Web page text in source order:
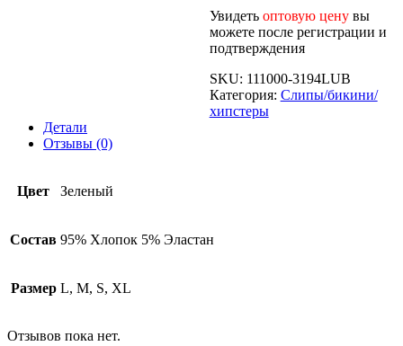
Увидеть оптовую ценувы
можете после регистрации и
подтверждения
SKU: 111000-3194LUB
Категория: Слипы/бикини/
хипстеры
Детали
Отзывы (0)
Цвет Зеленый
Состав 95% Хлопок 5% Эластан
Размер L, M, S, XL
Отзывов пока нет.